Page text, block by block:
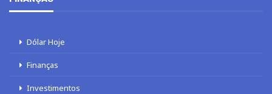
Dólar Hoje
Finanças
Investimentos